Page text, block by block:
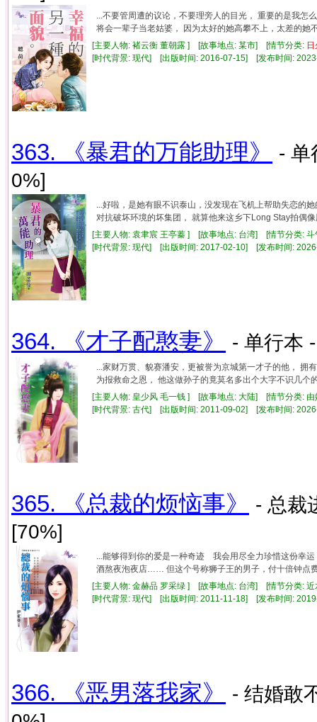
...不要管周遭的议论，不要理旁人的目光， 重要的是我
将会一辈子当老姑婆， 因为太好的她高攀不上，太差的她
[主要人物: 褚云衡 董朝露 ] [故事地点: 某市] [情节分类:
[时代背景: 现代] [出版时间: 2016-07-15] [发布时间:
363. 《暴君的万能助理》
-
0%]
...好啦，是她有眼不识泰山，没发现在飞机上帮助失恋的
对抗破坏环境的坏集团， 就算他来这乡下Long Stay拍偶
[主要人物: 袁聿宸 王亭蓁 ] [故事地点: 台湾] [情节分类: 斗
[时代背景: 现代] [出版时间: 2017-02-10] [发布时间:
364. 《才子配憨妻》 - 单行本
...家财万贯、貌赛潘安，更被誉为京城第一才子的他，
为报救命之恩， 他这做孙子的竟莫名多出个大字不识几个
[主要人物: 皇少风 毛一钱 ] [故事地点: 大陆] [情节分类: 由
[时代背景: 古代] [出版时间: 2011-09-02] [发布时间:
365. 《总裁的烦恼事》
- 总裁
[70%]
...能够得到你的爱是一种奇迹 我会用尽全力珍惜这份幸
酒熬夜泡夜店…… 但这个号称狮子王的男子，付十倍钟点
[主要人物: 金赫品 罗采绿 ] [故事地点: 台湾] [情节分类: 近
[时代背景: 现代] [出版时间: 2011-11-18] [发布时间:
366. 《恶男落我家》
- 结婚敢